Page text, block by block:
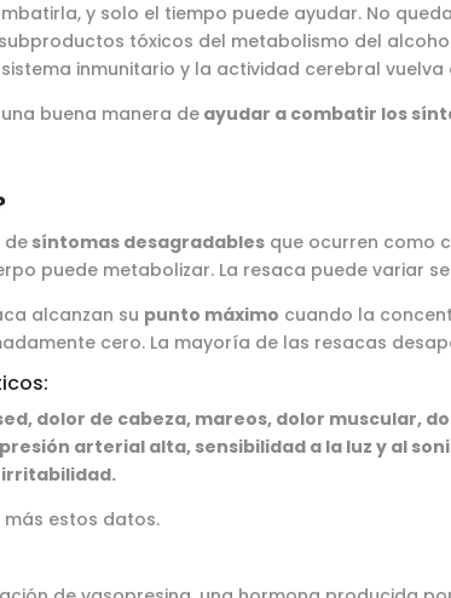
y solo el tiempo puede ayudar. No
tóxicos del metabolismo del
inmunitario y la actividad cerebral vuelva
buena manera de ayudar a combatir los
desíntomas desagradables que ocurren como
puede metabolizar. La resaca puede variar
alcanzan su punto máximo cuando la
cero. La mayoría de las resacas
dolor de cabeza, mareos, dolor muscular,
arterial alta, sensibilidad a la luz y al
irritabilidad.
estos datos.